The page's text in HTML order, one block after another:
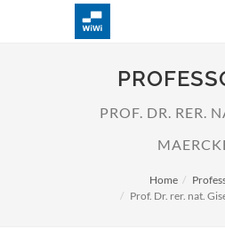
PROF. DR. RER.
Home
Prof. Dr. rer. nat.